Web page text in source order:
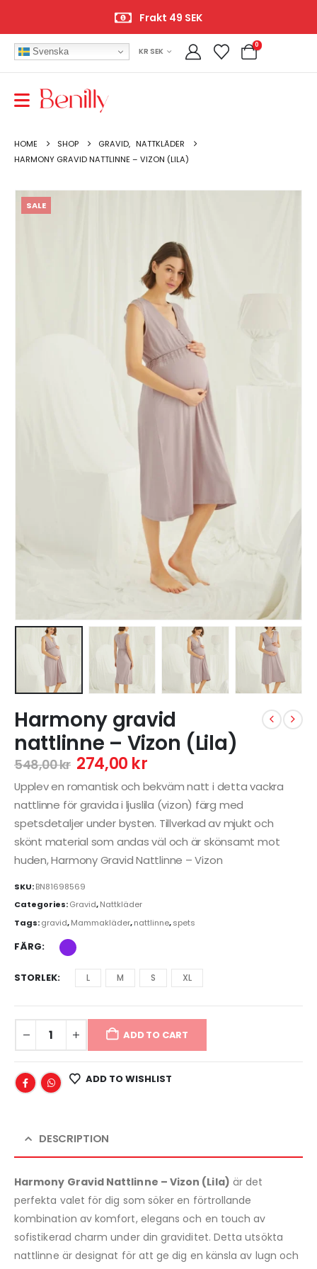
Frakt 49 SEK
Svenska KR SEK
0
HOME SHOP GRAVID, NATTKLÄDER
HARMONY GRAVID NATTLINNE – VIZON (LILA)
SALE
Harmony gravid
nattlinne – Vizon (Lila)
548,00kr 274,00 kr
Upplev en romantisk och bekväm natt i detta vackra
nattlinne för gravida i ljuslila (vizon) färg med
spetsdetaljer under bysten. Tillverkad av mjukt och
skönt material som andas väl och är skönsamt mot
huden, Harmony Gravid Nattlinne – Vizon
SKU:BN81698569
Categories:Gravid,Nattkläder
Tags:gravid,Mammakläder,nattlinne,spets
FÄRG
STORLEK L M S XL
ADD TO CART
ADD TO WISHLIST
DESCRIPTION
Harmony Gravid Nattlinne – Vizon (Lila) är det
perfekta valet för dig som söker en förtrollande
kombination av komfort, elegans och en touch av
sofistikerad charm under din graviditet. Detta utsökta
nattlinne är designat för att ge dig en känsla av lugn och